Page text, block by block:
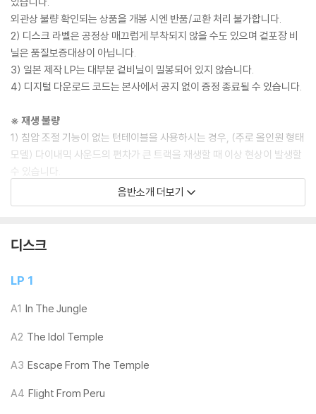
외관상 불량 확인되는 상품을 개봉 시엔 반품/교환 처리 불가합니다.
2) 디스크 라벨은 공정상 매끄럽게 부착되지 않을 수도 있으며 겉포장 비
닐은 품질보증대상이 아닙니다.
3) 일본 제작 LP는 대부분 겉비닐이 밀봉되어 있지 않습니다.
4) 디지털 다운로드 코드는 본사에서 공지 없이 증정 종료될 수 있습니다.
※ 재생 불량
1) 침압 조절 기능이 없는 턴테이블을 사용하시는 경우, (주로 올인원 형태
모델) 다이내믹 사운드의 편차가 큰 트랙을 재생할 때 이상 현상이 발생할
수 있습니다.
기기 문제로 인해 발생하는 재생 불량 현상에 대해서는 반품/교환이 불가
하니 침압 조절이 가능한 기기에서 재생하실 것을 권유 드립니다.
다. 전용 제품으로 이를 제거하면 대부분 해결됩니다.
3) 바늘에 먼지가 쌓이는 경우에도 재생이 원활하지 않을 수 있습니다.
1) 열을 가하여 제작하는 바이닐 공정 특성상 디스크 표면이 미세하게 울
재생이 불안정한 경우 스태빌라이저를 사용하시면 좀 더 안정적인 재생이
가능합니다.
2) 재생 음역의 왜곡을 최소화 하고 반복 재생시에도 최대한 일관되게 유
지되도록 디스크 센터 홀 구경이 작게 제작되는 경우가 있습니다. 턴테이
음반소개 더보기
디스크
LP 1
A1 In The Jungle
A2 The Idol Temple
A3 Escape From The Temple
A4 Flight From Peru